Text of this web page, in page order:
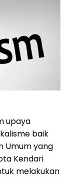
upaya
baik
Umum yang
Kendari
melakukan